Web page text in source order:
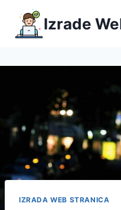
content
Izrade
IZRADA WEB STRANICA